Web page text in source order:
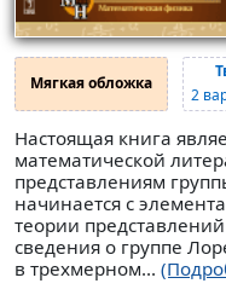
Мягкая обложка
2
Настоящая книга
математической
представлениям
начинается с
теории
сведения о группе
в трехмерном...